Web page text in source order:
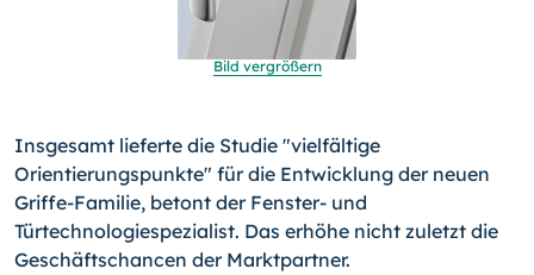
Bild vergrößern
Insgesamt lieferte die Studie "vielfältige
Orientierungspunkte" für die Entwicklung der neuen
Griffe-Familie, betont der Fenster- und
Türtechnologiespezialist. Das erhöhe nicht zuletzt die
Geschäftschancen der Marktpartner.